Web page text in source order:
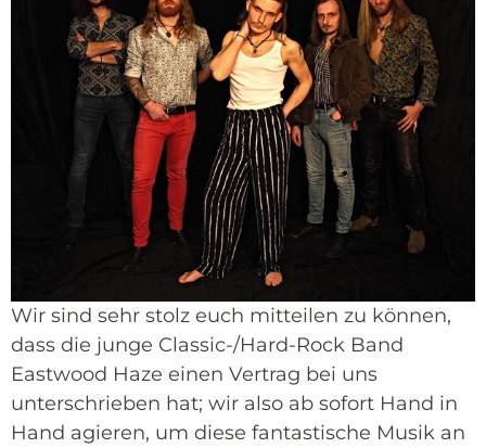
Wir sind sehr stolz euch mitteilen zu können,
dass die junge Classic-/Hard-Rock Band
Eastwood Haze einen Vertrag bei uns
unterschrieben hat; wir also ab sofort Hand in
Hand agieren, um diese fantastische Musik an